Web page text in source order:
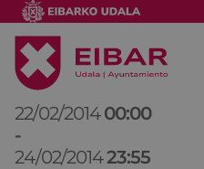
22/02/201400:00
-
24/02/201423:55